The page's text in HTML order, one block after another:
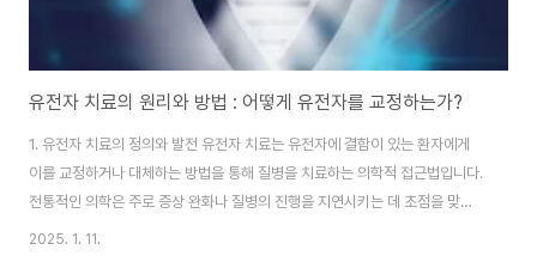
유전자 치료의 원리와 방법 : 어떻게 유전자를 교정하는가?
1. 유전자 치료의 정의와 발전 유전자 치료는 유전자에 결함이 있는 환자에게
이를 교정하거나 대체하는 방법을 통해 질병을 치료하는 의학적 접근법입니다.
전통적인 의학은 주로 증상 완화나 질병의 진행을 지연시키는 데 초점을 맞추
었다면, 유전자 치료는 질병의 근본 원인인 유전자를 직접적으로 수정하거나
2025. 1. 11.